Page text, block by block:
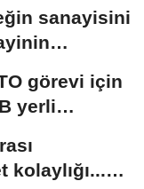
sanayisini
görevi için
yerli
kolaylığı...